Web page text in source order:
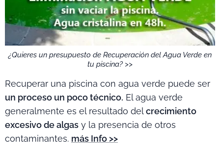
¿Quieres un presupuesto de Recuperación del Agua Verde en
tu piscina? >>
Recuperar una piscina con agua verde puede ser
un proceso un poco técnico. El agua verde
generalmente es el resultado delcrecimiento
excesivo de algas y la presencia de otros
contaminantes. más Info >>